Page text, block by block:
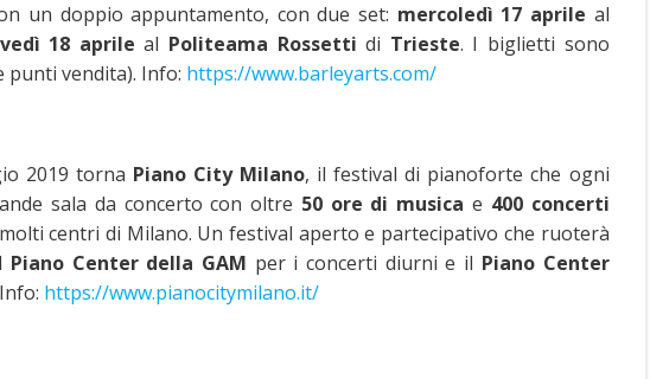
un doppio appuntamento, con due set: mercoledì 17 aprile al
18 aprileal Politeama Rossettidi Trieste. I biglietti sono
punti vendita). Info: https://www.barleyarts.com/
2019 torna Piano City Milano, il festival di pianoforte che ogni
sala da concerto con oltre 50 ore di musica e 400 concerti
centri di Milano. Un festival aperto e partecipativo che ruoterà
Piano Center della GAM per i concerti diurni e il Piano Center
https://www.pianocitymilano.it/